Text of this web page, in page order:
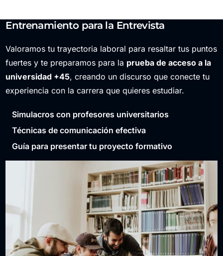
Entrenamiento para la Entrevista
Valoramos tu trayectoria laboral para resaltar tus puntos
fuertes y te preparamos para la prueba de acceso a la
universidad +45, creando un discurso que conecte tu
experiencia con la carrera que quieres estudiar.
Simulacros con profesores universitarios
Técnicas de comunicación efectiva
Guía para presentar tu proyecto formativo